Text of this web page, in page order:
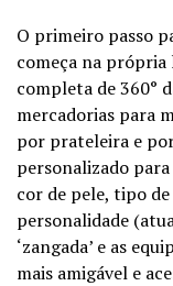
O primeiro passo
começa na própria
completa de 360°
mercadorias para
por prateleira e
personalizado
cor de pele, tipo
personalidade
‘zangada’ e as
mais amigável e